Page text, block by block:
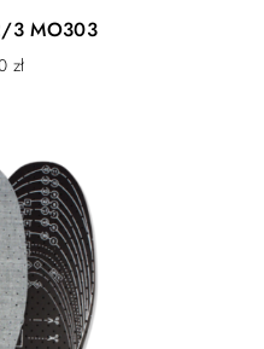
skomplikowanym
to też najszybciej
Dzięki jej wymienności
dostosowanie do
Użytkownik o
zadbać o swoją
dopasowane
wkładki
ryzyko potknięcia się i
3 MO303
zł